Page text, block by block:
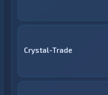
Crystal-Trade